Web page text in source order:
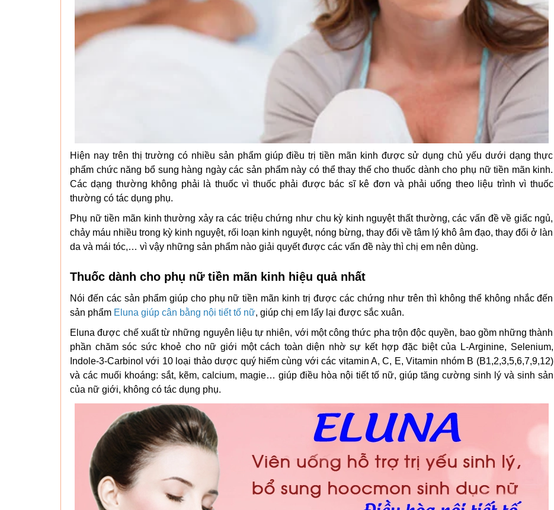
Hiện nay trên thị trường có nhiều sản phẩm giúp điều trị tiền mãn kinh được sử dụng chủ yếu dưới dạng thực
phẩm chức năng bổ sung hàng ngày các sản phẩm này có thể thay thế cho thuốc dành cho phụ nữ tiền mãn kinh.
Các dạng thường không phải là thuốc vì thuốc phải được bác sĩ kê đơn và phải uống theo liệu trình vì thuốc
thường có tác dụng phụ.
Phụ nữ tiền mãn kinh thường xảy ra các triệu chứng như chu kỳ kinh nguyệt thất thường, các vấn đề về giấc ngủ,
chảy máu nhiều trong kỳ kinh nguyệt, rối loạn kinh nguyệt, nóng bừng, thay đổi về tâm lý khô âm đạo, thay đổi ở làn
da và mái tóc,… vì vậy những sản phẩm nào giải quyết được các vấn đề này thì chị em nên dùng.
Thuốc dành cho phụ nữ tiền mãn kinh hiệu quả nhất
Nói đến các sản phẩm giúp cho phụ nữ tiền mãn kinh trị được các chứng như trên thì không thể không nhắc đến
sản phẩm Eluna giúp cân bằng nội tiết tố nữ, giúp chị em lấy lại được sắc xuân.
Eluna được chế xuất từ những nguyên liệu tự nhiên, với một công thức pha trộn độc quyền, bao gồm những thành
phần chăm sóc sức khoẻ cho nữ giới một cách toàn diện nhờ sự kết hợp đặc biệt của L-Arginine, Selenium,
Indole-3-Carbinol với 10 loại thảo dược quý hiếm cùng với các vitamin A, C, E, Vitamin nhóm B (B1,2,3,5,6,7,9,12)
và các muối khoáng: sắt, kẽm, calcium, magie… giúp điều hòa nội tiết tố nữ, giúp tăng cường sinh lý và sinh sản
của nữ giới, không có tác dụng phụ.